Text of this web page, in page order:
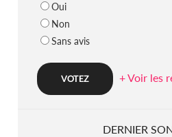
Oui
Non
Sans avis
+ Voir les
DERNIER